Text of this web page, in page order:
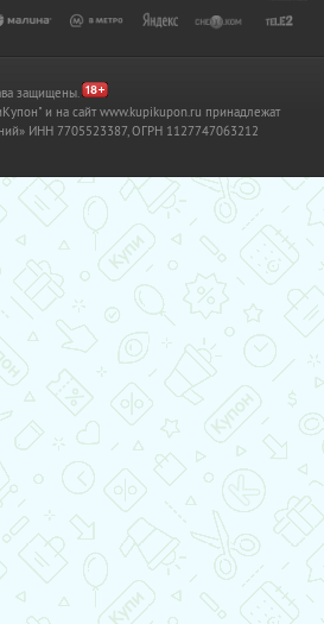
защищены.
и на сайт www.kupikupon.ru принадлежат
ИНН 7705523387, ОГРН 1127747063212